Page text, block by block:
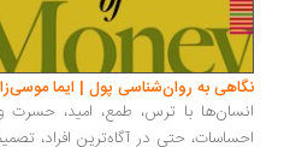
به روان‌شناسی پول | ایما موسی‌زاده
با ترس، طمع، امید، حسرت و
حتی در آگاه‌ترین افراد، تصمیم‌های